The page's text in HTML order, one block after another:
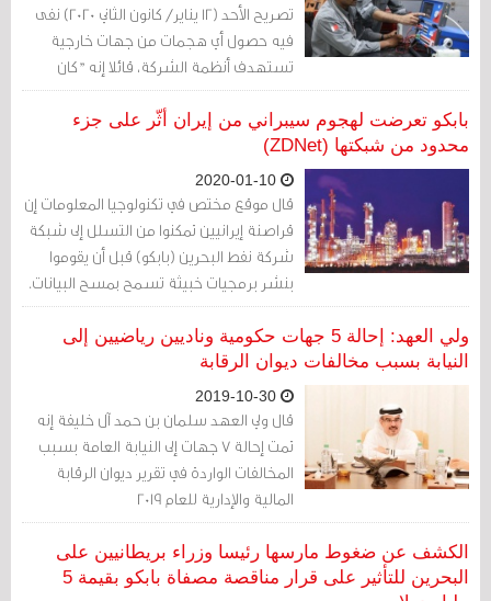
تصريح الأحد (12 يناير/ كانون الثاني 2020) نفى
فيه حصول أي هجمات من جهات خارجية
تستهدف أنظمة الشركة، قائلا إنه "كان
مجرد خلل تقني" بحسب ما نقلت عنه
صحيفة "الوطن". الحقيقة هي أن وزير النفط
لم يقل الحقيقة، إذ أن الضرر الذي تعرضت له
(بابكو) كان جسيما.
بابكو تعرضت لهجوم سيبراني من إيران أثّر على جزء
محدود من شبكتها (ZDNet)
قال موقع مختص في تكنولوجيا المعلومات إن
قراصنة إيرانيين تمكنوا من التسلل إلى شبكة
شركة نفط البحرين (بابكو) قبل أن يقوموا
بنشر برمجيات خبيثة تسمح بمسح البيانات.
ولي العهد: إحالة 5 جهات حكومية وناديين رياضيين إلى
النيابة بسبب مخالفات ديوان الرقابة
قال ولي العهد سلمان بن حمد آل خليفة إنه
تمت إحالة 7 جهات إلى النيابة العامة بسبب
المخالفات الواردة في تقرير ديوان الرقابة
المالية والإدارية للعام 2019
الكشف عن ضغوط مارسها رئيسا وزراء بريطانيين على
البحرين للتأثير على قرار مناقصة مصفاة بابكو بقيمة 5